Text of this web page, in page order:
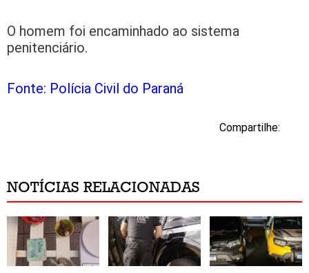
O homem foi encaminhado ao sistema
penitenciário.
Fonte: Polícia Civil do Paraná
Compartilhe:
NOTÍCIAS RELACIONADAS